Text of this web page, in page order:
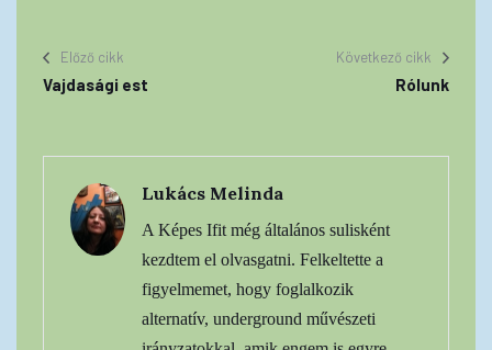
Előző cikk
Vajdasági est
Következő cikk
Rólunk
Lukács Melinda
A Képes Ifit még általános sulisként
kezdtem el olvasgatni. Felkeltette a
figyelmemet, hogy foglalkozik
alternatív, underground művészeti